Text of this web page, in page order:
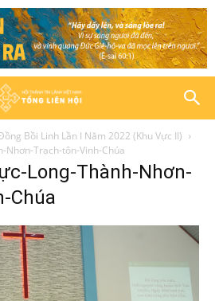
Bồi Linh Lần I Năm 2022 (Khu Vực II)
Nhơn-Trạch-tôn-Vinh-Chúa
Long-Thành-Nhơn-
Chúa